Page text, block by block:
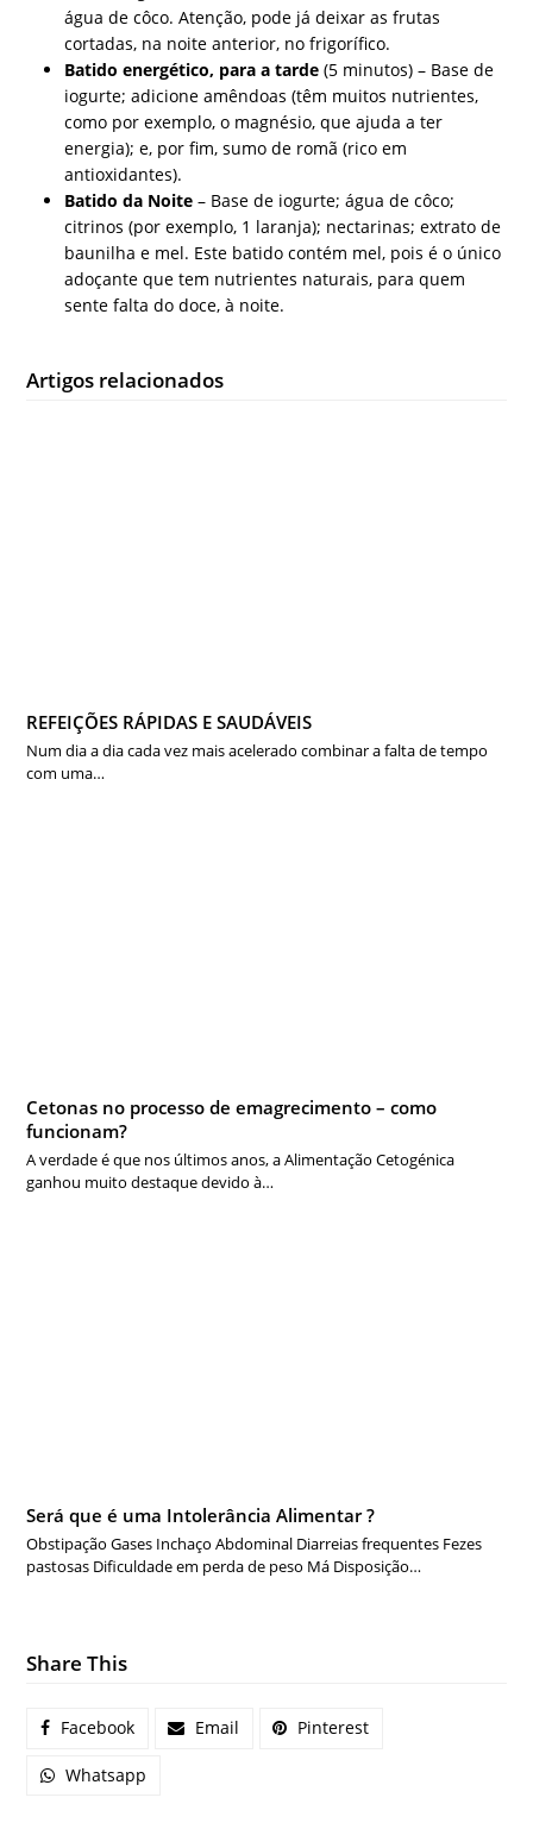
água de côco. Atenção, pode já deixar as frutas
cortadas, na noite anterior, no frigorífico.
Batido energético, para a tarde (5 minutos) – Base de
iogurte; adicione amêndoas (têm muitos nutrientes,
como por exemplo, o magnésio, que ajuda a ter
energia); e, por fim, sumo de romã (rico em
antioxidantes).
Batido da Noite – Base de iogurte; água de côco;
citrinos (por exemplo, 1 laranja); nectarinas; extrato de
baunilha e mel. Este batido contém mel, pois é o único
adoçante que tem nutrientes naturais, para quem
sente falta do doce, à noite.
Artigos relacionados
REFEIÇÕES RÁPIDAS E SAUDÁVEIS
Num dia a dia cada vez mais acelerado combinar a falta de tempo
com uma…
Cetonas no processo de emagrecimento – como
funcionam?
A verdade é que nos últimos anos, a Alimentação Cetogénica
ganhou muito destaque devido à…
Será que é uma Intolerância Alimentar ?
Obstipação Gases Inchaço Abdominal Diarreias frequentes Fezes
pastosas Dificuldade em perda de peso Má Disposição…
Share This
Facebook Email Pinterest
Whatsapp